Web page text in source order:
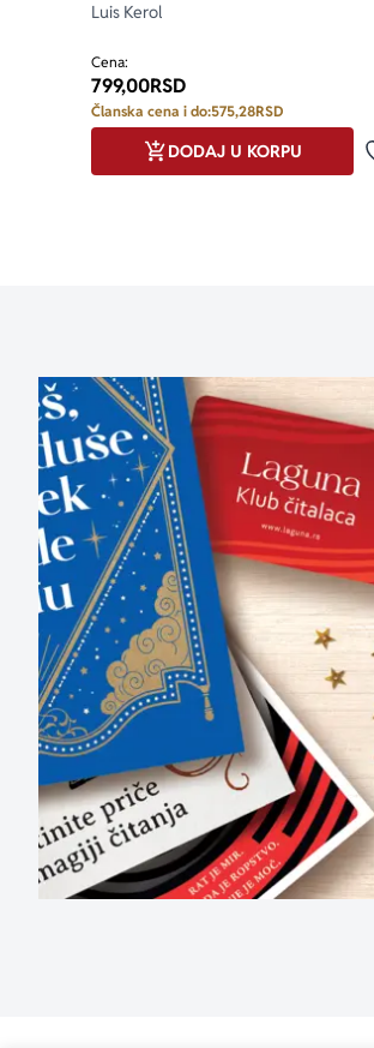
Luis Kerol
Cena:
799,00RSD
Članska cena i do:575,28RSD
DODAJ U KORPU